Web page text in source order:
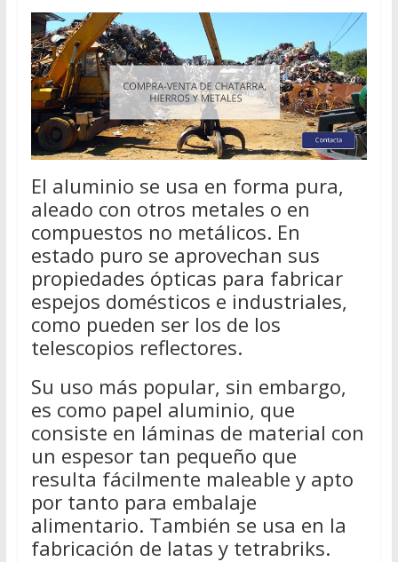
El aluminio se usa en forma pura,
aleado con otros metales o en
compuestos no metálicos. En
estado puro se aprovechan sus
propiedades ópticas para fabricar
espejos domésticos e industriales,
como pueden ser los de los
telescopios reflectores.
Su uso más popular, sin embargo,
es como papel aluminio, que
consiste en láminas de material con
un espesor tan pequeño que
resulta fácilmente maleable y apto
por tanto para embalaje
alimentario. También se usa en la
fabricación de latas y tetrabriks.